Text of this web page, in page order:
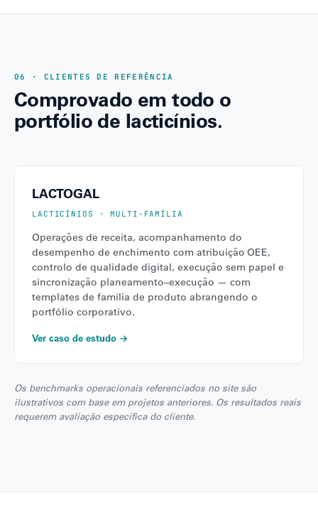
06 · CLIENTES DE REFERÊNCIA
Comprovado em todo o
portfólio de lacticínios.
LACTOGAL
LACTICÍNIOS · MULTI-FAMÍLIA
Operações de receita, acompanhamento do
desempenho de enchimento com atribuição OEE,
controlo de qualidade digital, execução sem papel e
sincronização planeamento–execução — com
templates de família de produto abrangendo o
portfólio corporativo.
Ver caso de estudo →
Os benchmarks operacionais referenciados no site são
ilustrativos com base em projetos anteriores. Os resultados reais
requerem avaliação específica do cliente.